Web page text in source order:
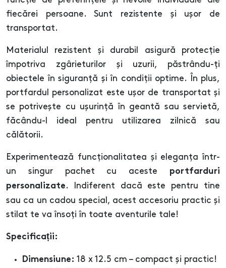
fiecărei persoane. Sunt rezistente și ușor de
transportat.
Materialul rezistent și durabil asigură protecție
împotriva zgârieturilor și uzurii, păstrându-ți
obiectele în siguranță și în condiții optime. În plus,
portfardul personalizat este ușor de transportat și
se potrivește cu ușurință în geantă sau servietă,
făcându-l ideal pentru utilizarea zilnică sau
călătorii.
Experimentează funcționalitatea și eleganța într-
un singur pachet cu aceste portfarduri
personalizate. Indiferent dacă este pentru tine
sau ca un cadou special, acest accesoriu practic și
stilat te va însoți în toate aventurile tale!
Specificații:
Dimensiune: 18 x 12.5 cm – compact și practic!